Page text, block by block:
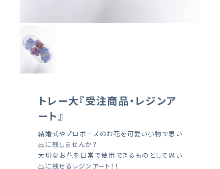
トレー大『受注商品・レジンア
ート』
結婚式やプロポーズのお花を可愛い小物で思い
出に残しませんか？
大切なお花を日常で使用できるものとして思い
出に残せるレジンアート！！